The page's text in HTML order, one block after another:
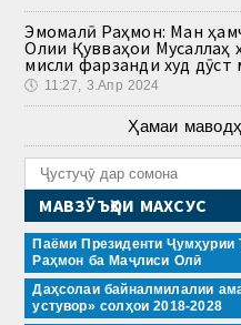
Эмомалӣ Раҳмон: Ман
Олии Қувваҳои Мусаллаҳ
мисли фарзанди худ дӯст
🕔 11:27, 3.Апр 2024
Ҳамаи
МАВЗӮЪҲОИ МАХСУС
Паёми Президенти Ҷумҳурии
Раҳмон ба Маҷлиси Олӣ
Даҳсолаи байналмилалии
устувор» солҳои 2018-2028